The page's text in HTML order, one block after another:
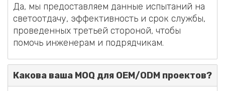
Да, мы предоставляем данные испытаний на
светоотдачу, эффективность и срок службы,
проведенных третьей стороной, чтобы
помочь инженерам и подрядчикам.
Какова ваша MOQ для OEM/ODM проектов?